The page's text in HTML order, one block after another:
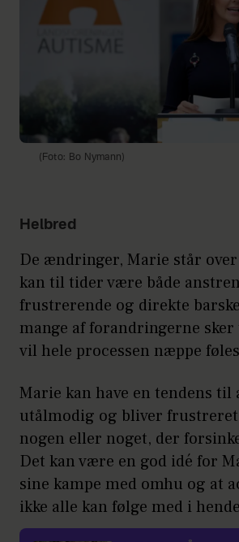
(Foto: Bo Nymann)
Helbred
De ændringer, Marie står
kan til tider være både
frustrerende og direkte
mange af forandringerne
vil hele processen næppe
Marie kan have en tendens til
utålmodig og bliver
nogen eller noget, der
Det kan være en god idé for
sine kampe med omhu og at
ikke alle kan følge med i